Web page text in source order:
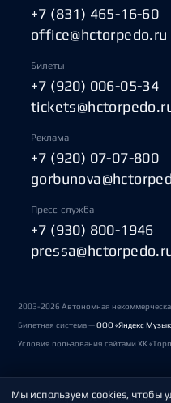
+7 (831) 465-16-60
office@hctorpedo.ru
Билеты
+7 (920) 006-05-34
Реклама
+7 (920) 07-07-800
Пресс-служба
+7 (930) 800-1946
2003-2026 Автономная
Билетная система —ООО «Яндекс
Условия пользования сайтами ХК
Политика обработки персональных
Мы используем cookies, чтобы